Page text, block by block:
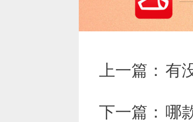
上一篇： 有
下一篇： 哪